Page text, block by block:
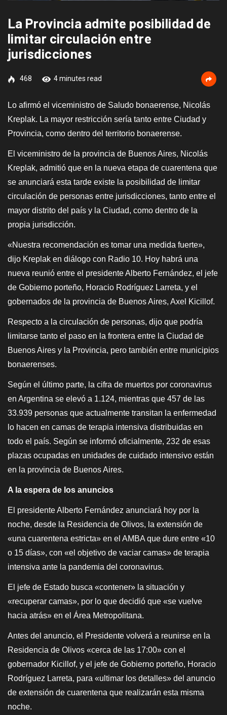
La Provincia admite posibilidad de
limitar circulación entre
jurisdicciones
468 4 minutes read
Lo afirmó el viceministro de Saludo bonaerense, Nicolás
Kreplak. La mayor restricción sería tanto entre Ciudad y
Provincia, como dentro del territorio bonaerense.
El viceministro de la provincia de Buenos Aires, Nicolás
Kreplak, admitió que en la nueva etapa de cuarentena que
se anunciará esta tarde existe la posibilidad de limitar
circulación de personas entre jurisdicciones, tanto entre el
mayor distrito del país y la Ciudad, como dentro de la
propia jurisdicción.
«Nuestra recomendación es tomar una medida fuerte»,
dijo Kreplak en diálogo con Radio 10. Hoy habrá una
nueva reunió entre el presidente Alberto Fernández, el jefe
de Gobierno porteño, Horacio Rodríguez Larreta, y el
gobernados de la provincia de Buenos Aires, Axel Kicillof.
Respecto a la circulación de personas, dijo que podría
limitarse tanto el paso en la frontera entre la Ciudad de
Buenos Aires y la Provincia, pero también entre municipios
bonaerenses.
Según el último parte, la cifra de muertos por coronavirus
en Argentina se elevó a 1.124, mientras que 457 de las
33.939 personas que actualmente transitan la enfermedad
lo hacen en camas de terapia intensiva distribuidas en
todo el país. Según se informó oficialmente, 232 de esas
plazas ocupadas en unidades de cuidado intensivo están
en la provincia de Buenos Aires.
A la espera de los anuncios
El presidente Alberto Fernández anunciará hoy por la
noche, desde la Residencia de Olivos, la extensión de
«una cuarentena estricta» en el AMBA que dure entre «10
o 15 días», con «el objetivo de vaciar camas» de terapia
intensiva ante la pandemia del coronavirus.
El jefe de Estado busca «contener» la situación y
«recuperar camas», por lo que decidió que «se vuelve
hacia atrás» en el Área Metropolitana.
Antes del anuncio, el Presidente volverá a reunirse en la
Residencia de Olivos «cerca de las 17:00» con el
gobernador Kicillof, y el jefe de Gobierno porteño, Horacio
Rodríguez Larreta, para «ultimar los detalles» del anuncio
de extensión de cuarentena que realizarán esta misma
noche.